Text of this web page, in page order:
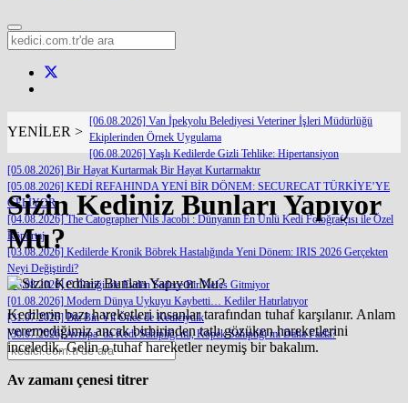
YENİLER >
[06.08.2026] Van İpekyolu Belediyesi Veteriner İşleri Müdürlüğü
Ekiplerinden Örnek Uygulama
[06.08.2026] Yaşlı Kedilerde Gizli Tehlike: Hipertansiyon
[05.08.2026] Bir Hayat Kurtarmak Bir Hayat Kurtarmaktır
[05.08.2026] KEDİ REFAHINDA YENİ BİR DÖNEM: SECURECAT TÜRKİYE’YE
GELİYOR
[04.08.2026] The Catographer Nils Jacobi : Dünyanın En Ünlü Kedi Fotoğrafçısı ile Özel
Röportaj
[03.08.2026] Kedilerde Kronik Böbrek Hastalığında Yeni Dönem: IRIS 2026 Gerçekten
Neyi Değiştirdi?
[03.08.2026] O Gittiğinde Evden Sadece Bir Nefes Gitmiyor
[01.08.2026] Modern Dünya Uykuyu Kaybetti… Kediler Hatırlatıyor
[31.07.2026] Biz Bin Yıl Önce de Kediciydik
[30.07.2026] Avrupa’ da Kedi Sahipliği mi, Köpek Sahipliği mi Daha Fazla?
Sizin Kediniz Bunları Yapıyor
Mu?
Kedilerin bazı hareketleri insanlar tarafından tuhaf karşılanır. Anlam
veremediğimiz ancak birbirinden tatlı gözüken hareketlerini
inceledik. Gelin o tuhaf hareketler neymiş bir bakalım.
Av zamanı çenesi titrer